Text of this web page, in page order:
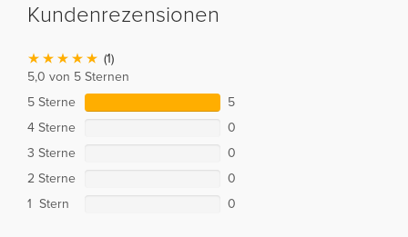
Kundenrezensionen
(1)
5,0 von 5 Sternen
5 Sterne
5
4 Sterne
0
3 Sterne
0
2 Sterne
0
1 Stern
0